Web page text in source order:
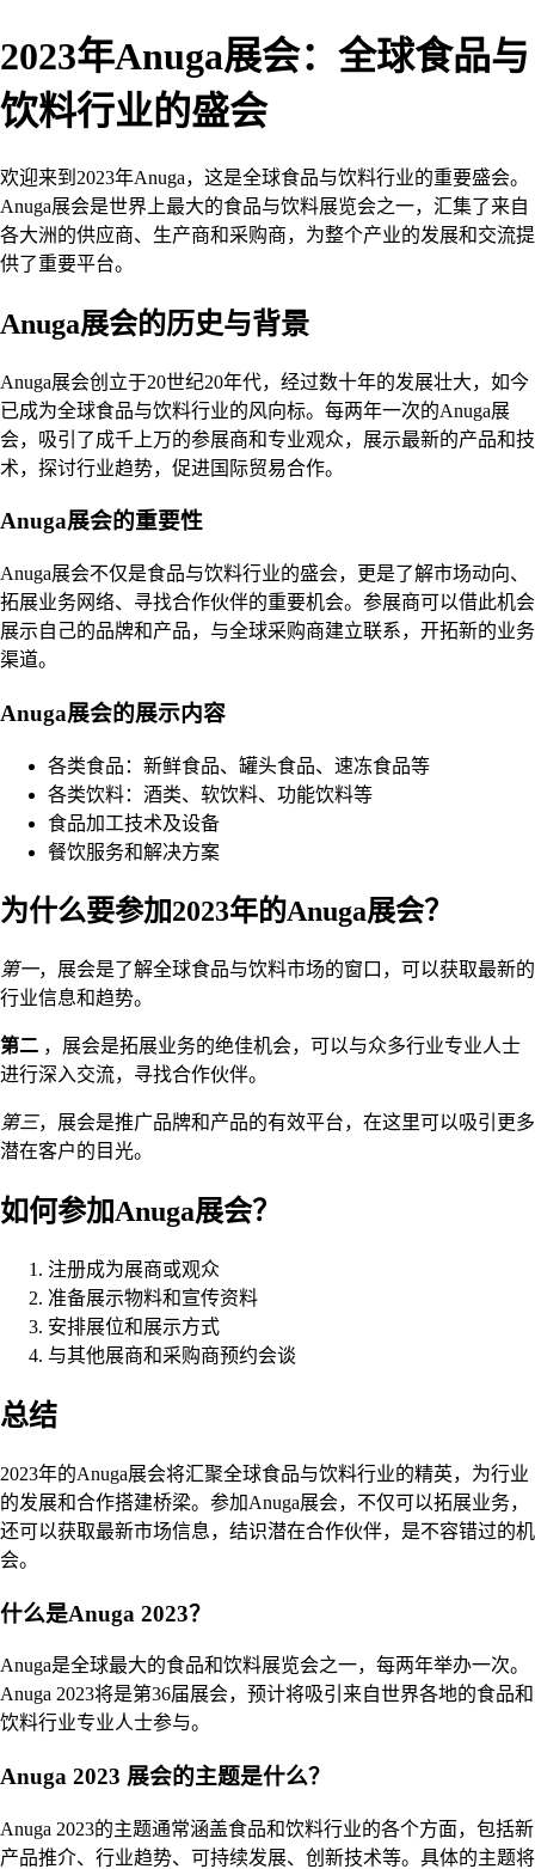
2023年Anuga展会：全球食品与
饮料行业的盛会
欢迎来到2023年Anuga，这是全球食品与饮料行业的重要盛会。
Anuga展会是世界上最大的食品与饮料展览会之一，汇集了来自
各大洲的供应商、生产商和采购商，为整个产业的发展和交流提
供了重要平台。
Anuga展会的历史与背景
Anuga展会创立于20世纪20年代，经过数十年的发展壮大，如今
已成为全球食品与饮料行业的风向标。每两年一次的Anuga展
会，吸引了成千上万的参展商和专业观众，展示最新的产品和技
术，探讨行业趋势，促进国际贸易合作。
Anuga展会的重要性
Anuga展会不仅是食品与饮料行业的盛会，更是了解市场动向、
拓展业务网络、寻找合作伙伴的重要机会。参展商可以借此机会
展示自己的品牌和产品，与全球采购商建立联系，开拓新的业务
渠道。
Anuga展会的展示内容
各类食品：新鲜食品、罐头食品、速冻食品等
各类饮料：酒类、软饮料、功能饮料等
食品加工技术及设备
餐饮服务和解决方案
为什么要参加2023年的Anuga展会？
第一，展会是了解全球食品与饮料市场的窗口，可以获取最新的
行业信息和趋势。
第二 ，展会是拓展业务的绝佳机会，可以与众多行业专业人士
进行深入交流，寻找合作伙伴。
第三，展会是推广品牌和产品的有效平台，在这里可以吸引更多
潜在客户的目光。
如何参加Anuga展会？
注册成为展商或观众
准备展示物料和宣传资料
安排展位和展示方式
与其他展商和采购商预约会谈
总结
2023年的Anuga展会将汇聚全球食品与饮料行业的精英，为行业
的发展和合作搭建桥梁。参加Anuga展会，不仅可以拓展业务，
还可以获取最新市场信息，结识潜在合作伙伴，是不容错过的机
会。
什么是Anuga 2023？
Anuga是全球最大的食品和饮料展览会之一，每两年举办一次。
Anuga 2023将是第36届展会，预计将吸引来自世界各地的食品和
饮料行业专业人士参与。
Anuga 2023 展会的主题是什么？
Anuga 2023的主题通常涵盖食品和饮料行业的各个方面，包括新
产品推介、行业趋势、可持续发展、创新技术等。具体的主题将